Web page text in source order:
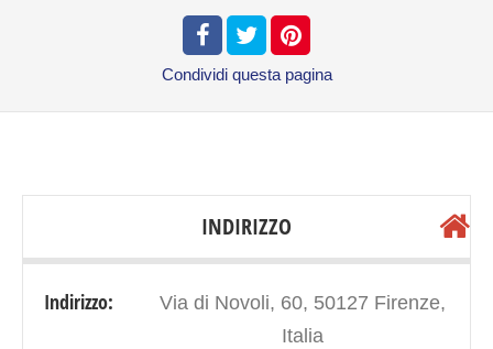
Condividi questa pagina
INDIRIZZO
Indirizzo:
Via di Novoli, 60, 50127 Firenze,
Italia